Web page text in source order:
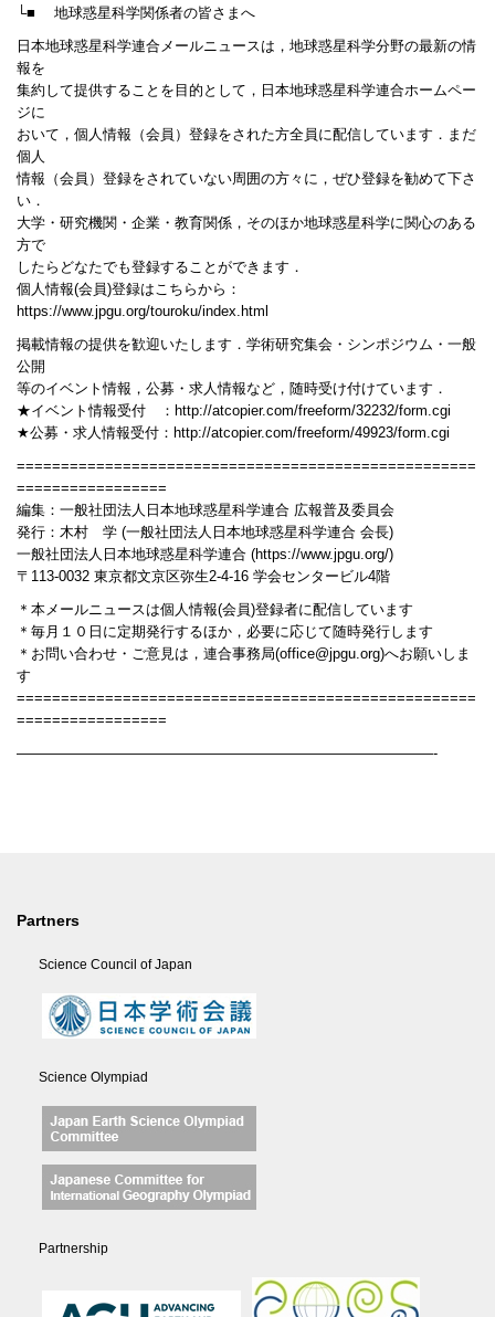
└■ 地球惑星科学関係者の皆さまへ
日本地球惑星科学連合メールニュースは，地球惑星科学分野の最新の情
報を
集約して提供することを目的として，日本地球惑星科学連合ホームペー
ジに
おいて，個人情報（会員）登録をされた方全員に配信しています．まだ
個人
情報（会員）登録をされていない周囲の方々に，ぜひ登録を勧めて下さ
い．
大学・研究機関・企業・教育関係，そのほか地球惑星科学に関心のある
方で
したらどなたでも登録することができます．
個人情報(会員)登録はこちらから：
https://www.jpgu.org/touroku/index.html
掲載情報の提供を歓迎いたします．学術研究集会・シンポジウム・一般
公開
等のイベント情報，公募・求人情報など，随時受け付けています．
★イベント情報受付 ：http://atcopier.com/freeform/32232/form.cgi
★公募・求人情報受付：http://atcopier.com/freeform/49923/form.cgi
====================================================
=================
編集：一般社団法人日本地球惑星科学連合 広報普及委員会
発行：木村 学 (一般社団法人日本地球惑星科学連合 会長)
一般社団法人日本地球惑星科学連合 (https://www.jpgu.org/)
〒113-0032 東京都文京区弥生2-4-16 学会センタービル4階
＊本メールニュースは個人情報(会員)登録者に配信しています
＊毎月１０日に定期発行するほか，必要に応じて随時発行します
＊お問い合わせ・ご意見は，連合事務局(office@jpgu.org)へお願いしま
す
====================================================
=================
—————————————————————————————-
Partners
Science Council of Japan
Science Olympiad
Partnership